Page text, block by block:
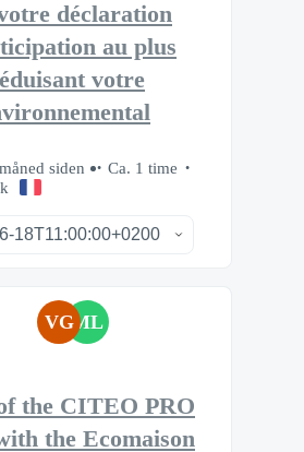
déclaration
au plus
votre
siden
Ca. 1 time
VGML
the CITEO PRO
the Ecomaison